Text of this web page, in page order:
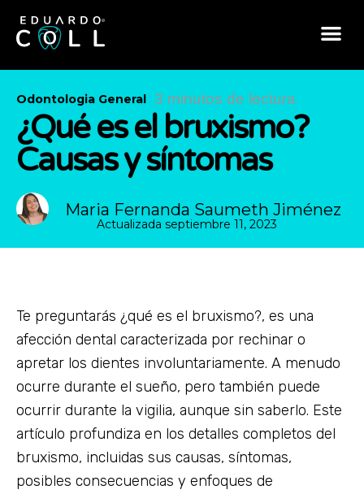
Odontologia General 3 minutos de lectura
¿Qué es el bruxismo?
Causas y síntomas
Maria Fernanda Saumeth Jiménez
Actualizada septiembre 11, 2023
Te preguntarás ¿qué es el bruxismo?, es una
afección dental caracterizada por rechinar o
apretar los dientes involuntariamente. A menudo
ocurre durante el sueño, pero también puede
ocurrir durante la vigilia, aunque sin saberlo. Este
artículo profundiza en los detalles completos del
bruxismo, incluidas sus causas, síntomas,
posibles consecuencias y enfoques de